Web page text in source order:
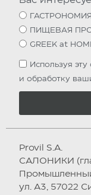
ГАСТРОНОМИЯ
ПИЩЕВАЯ
GREEK at
Используя
и обработку
Provil S.A.
САЛОНИКИ
ул. А3, 57022